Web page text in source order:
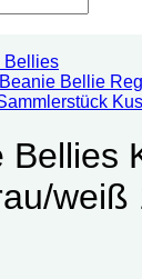
Bellies
Bellies
weiß